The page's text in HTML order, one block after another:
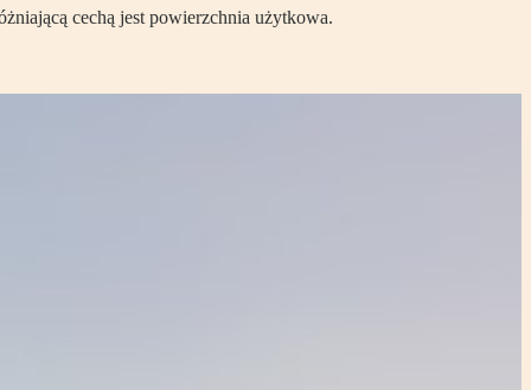
cechą jest powierzchnia użytkowa.